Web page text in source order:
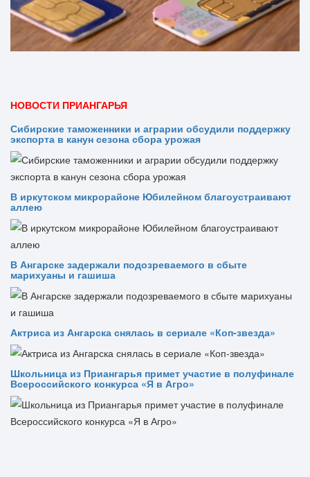
НОВОСТИ ПРИАНГАРЬЯ
Сибирские таможенники и аграрии обсудили поддержку
экспорта в канун сезона сбора урожая
В иркутском микрорайоне Юбилейном благоустраивают
аллею
В Ангарске задержали подозреваемого в сбыте
марихуаны и гашиша
Актриса из Ангарска снялась в сериале «Коп-звезда»
Школьница из Приангарья примет участие в полуфинале
Всероссийского конкурса «Я в Агро»